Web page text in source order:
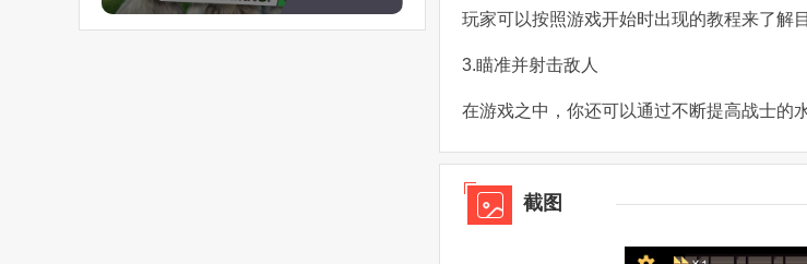
玩家可以按照游戏开始时出现的教程来了解
3.瞄准并射击敌人
在游戏之中，你还可以通过不断提高战士的
截图